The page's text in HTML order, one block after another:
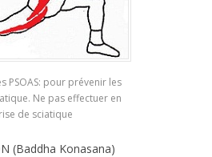
PSOAS: pour prévenir les
Ne pas effectuer en
de sciatique
(Baddha Konasana)